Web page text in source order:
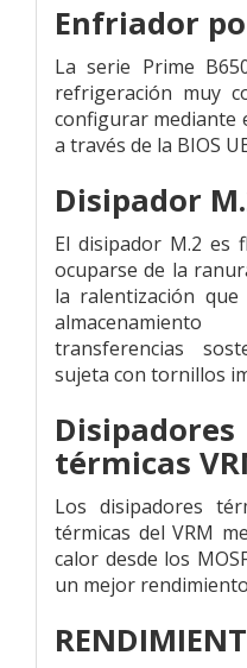
Enfriador
La serie Prime
refrigeración muy
configurar mediante
a través de la BIOS
Disipador
El disipador M.2 es
ocuparse de la
la ralentización
transferencias
sujeta con tornillos
térmicas
Los disipadores
térmicas del VRM
calor desde los
un mejor